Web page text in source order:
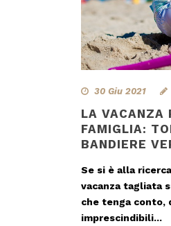
30 Giu 2021
LA VACANZA
FAMIGLIA:
BANDIERE
Se si è alla
vacanza tagliata
che tenga conto,
imprescindibili...